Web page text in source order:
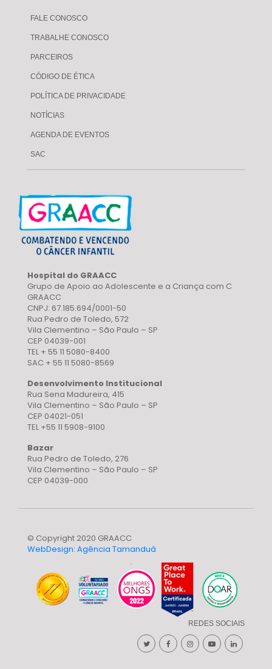
FALE CONOSCO
TRABALHE CONOSCO
PARCEIROS
CÓDIGO DE ÉTICA
POLÍTICA DE PRIVACIDADE
NOTÍCIAS
AGENDA DE EVENTOS
SAC
Hospital do GRAACC
Grupo de Apoio ao Adolescente e a Criança com C
GRAACC
CNPJ: 67.185.694/0001-50
Rua Pedro de Toledo, 572
Vila Clementino – São Paulo – SP
CEP 04039-001
TEL + 55 11 5080-8400
SAC + 55 11 5080-8569
Desenvolvimento Institucional
Rua Sena Madureira, 415
Vila Clementino – São Paulo – SP
CEP 04021-051
TEL +55 11 5908-9100
Bazar
Rua Pedro de Toledo, 276
Vila Clementino – São Paulo – SP
CEP 04039-000
© Copyright 2020 GRAACC
WebDesign: Agência Tamanduá
REDES SOCIAIS